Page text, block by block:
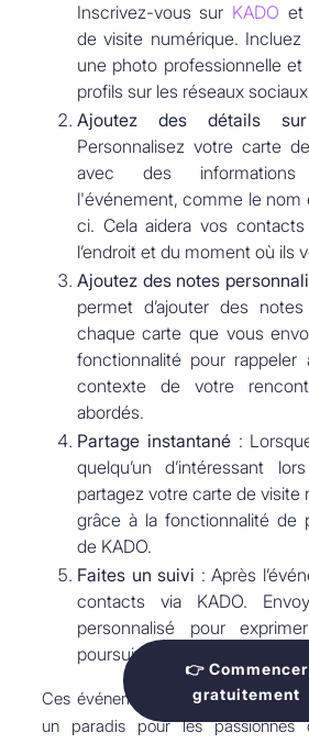
Inscrivez-vous sur KADO et
de visite numérique. Incluez
une photo professionnelle
profils sur les réseaux
Ajoutez des détails sur
Personnalisez votre carte
avec des
l'événement, comme le nom
ci. Cela aidera vos
l’endroit et du moment où ils
Ajoutez des notes
permet d’ajouter des
chaque carte que vous
fonctionnalité pour
contexte de votre
abordés.
Partage instantané:
quelqu’un d’intéressant
partagez votre carte de visite
grâce à la fonctionnalité de
de KADO.
Faites un suivi : Après
contacts via KADO.
personnalisé pour
poursuivre la conversation.
Ces événements automobiles
un paradis pour les
👉 Commencer
gratuitement